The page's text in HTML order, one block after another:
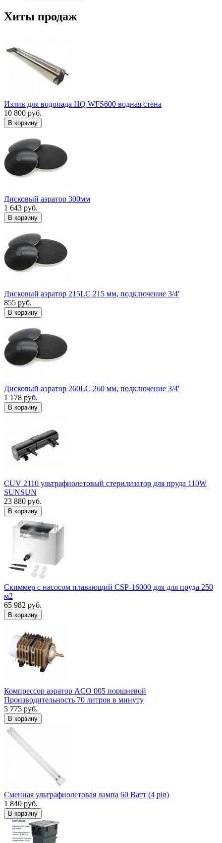
Хиты продаж
Излив для водопада HQ WFS600 водная стена
10 800 руб.
В корзину
Дисковый аэратор 300мм
1 643 руб.
В корзину
Дисковый аэратор 215LC 215 мм, подключение 3/4'
855 руб.
В корзину
Дисковый аэратор 260LC 260 мм, подключение 3/4'
1 178 руб.
В корзину
CUV 2110 ультрафиолетовый стерилизатор для пруда 110W
SUNSUN
23 880 руб.
В корзину
Скиммер с насосом плавающий CSP-16000 для для пруда 250
м2
65 982 руб.
В корзину
Компрессор аэратор ACO 005 поршневой
Производительность 70 литров в минуту
5 775 руб.
В корзину
Сменная ультрафиолетовая лампа 60 Ватт (4 pin)
1 840 руб.
В корзину